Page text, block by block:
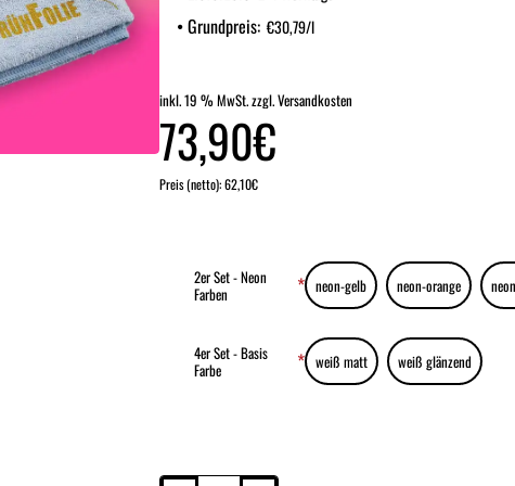
Grundpreis: €30,79/l
inkl. 19 % MwSt. zzgl. Versandkosten
73,90€
Preis (netto): 62,10€
2er Set - Neon
Farben
neon-gelb neon-orange
4er Set - Basis
Farbe
weiß matt weiß glänzend